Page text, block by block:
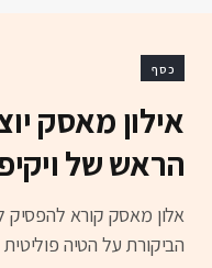
כסף
אילון מאסק
הראש של
אלון מאסק קורא להפסיק
הביקורת על הטיה פוליטית